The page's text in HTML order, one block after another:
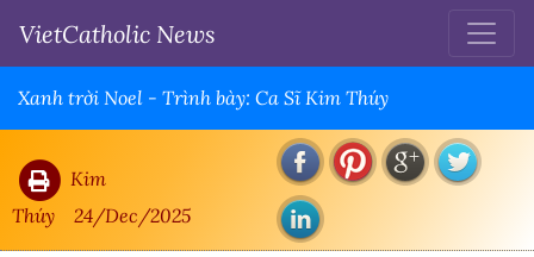
VietCatholic News
Xanh trời Noel - Trình bày: Ca Sĩ Kim Thúy
Kim
Thúy
24/Dec/2025